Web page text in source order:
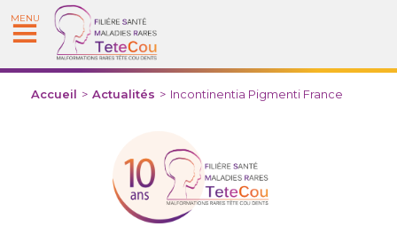
MENU
Accueil > Actualités > Incontinentia Pigmenti France